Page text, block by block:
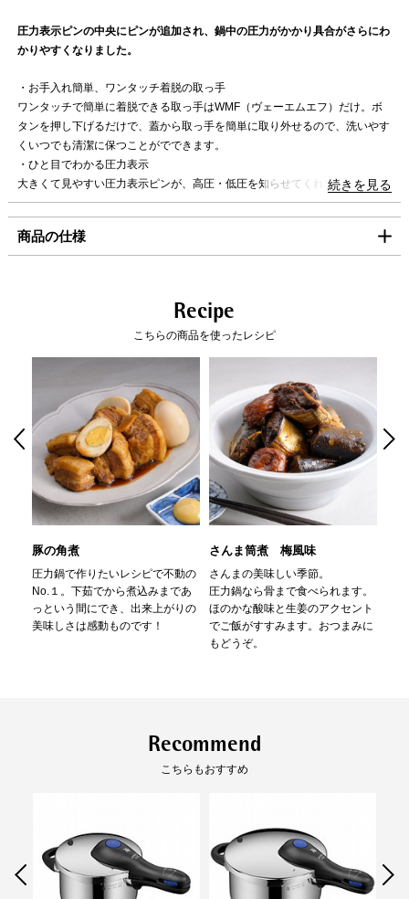
お願い申し上げます。
北陸・中部・関西
中国・四国
九州 1,100円
沖縄 1,980円
海外への発送は行っておりません。
「コンパクト便」の送料はこちら。
「コンパクト便」を選択の場合は、クレジット決済のみのご利用となりま
す。
一括払のみご利用可能です。
コンビニ決済 セブンイレブン、ローソン、ファミリーマー
ト、ミニストップ、デイリーヤマザキ、セイ
コーマート
【手数料】
330円（一律）
代金引換
【代金引換手数料】
ご注文金額に応じて手数料が異なります。
圧力表示ピンの中央にピンが追加され、鍋中の圧力がかかり具合がさらにわ
かりやすくなりました。
・お手入れ簡単、ワンタッチ着脱の取っ手
ワンタッチで簡単に着脱できる取っ手はWMF（ヴェーエムエフ）だけ。ボ
タンを押し下げるだけで、蓋から取っ手を簡単に取り外せるので、洗いやす
くいつでも清潔に保つことがでできます。
・ひと目でわかる圧力表示
大きくて見やすい圧力表示ピンが、高圧・低圧を知らせてくれて、調理中も
安心です。
スライド式の蓋はスムーズに開閉。また、圧力がかかっているときに蓋が開
・耐久性の高い独自の素材
独自の高品質ステンレス鋼「クロマーガン」を使用。美しく傷がつきにくく
・高い熱伝導率
アルミニウムをステンレス鋼で挟んだ三層構造の底面は、熱伝導と保温性が
抜群。食材を熱ムラなく均一に加熱します。
・安心の10年保証
高い安全性と品質の証です。※保証の対象は同梱している保証書をご確認く
ださい。
■付属品
レシピブック
【取扱説明書】
続きを見る
商品の仕様
外寸(mm):240
外寸取っ手込(mm):430
高さ本体のみ(mm):130
満水容量(ml):4,600
素材
本体：ステンレス鋼（クロム18％、ニッケル
8％)
はり底：アルミニウム合金・ステンレス鋼
（クロム18％)
底の厚さ：4.6mm(はり底を含む）
鋼、シリコーンゴム、ポリアミド
原産国 フランス
個装サイズ（約）
幅 (mm):415
奥行き (mm):255
ミッククッキングヒーター/100V-200V
Recipe
こちらの商品を使ったレシピ
豚の角煮
圧力鍋で作りたいレシピで不動の
No.１。下茹でから煮込みまであ
っという間にでき、出来上がりの
美味しさは感動ものです！
さんま筒煮 梅風味
さんまの美味しい季節。
圧力鍋なら骨まで食べられます。
ほのかな酸味と生姜のアクセント
でご飯がすすみます。おつまみに
もどうぞ。
Recommend
こちらもおすすめ